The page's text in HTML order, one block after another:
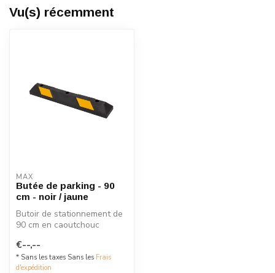
Vu(s) récemment
MAX
Butée de parking - 90
cm - noir / jaune
Butoir de stationnement de
90 cm en caoutchouc
réfléchissa...
€--,--
* Sans les taxes Sans les Frais
d'expédition